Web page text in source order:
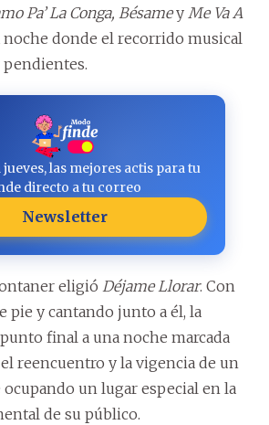
Pa’ La Conga, Bésamey Me Va A
noche donde el recorrido musical
jueves, las mejores actis para tu
directo a tu correo
Newsletter
eligió Déjame Llorar. Con
pie y cantando junto a él, la
final a una noche marcada
reencuentro y la vigencia de un
un lugar especial en la
de su público.